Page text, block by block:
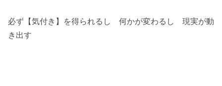
必ず【気付き】を得られるし 何かが変わるし 現実が動
き出す